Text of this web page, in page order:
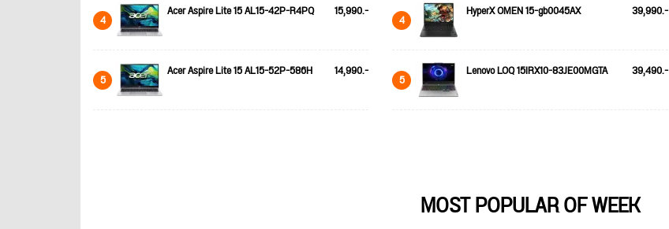
4 Acer Aspire Lite 15 AL15-42P-R4PQ 15,990.-
5 Acer Aspire Lite 15 AL15-52P-586H 14,990.-
4 HyperX OMEN 15-gb0045AX 39,990.-
5 Lenovo LOQ 15IRX10-83JE00MGTA 39,490.-
MOST POPULAR OF WEEK